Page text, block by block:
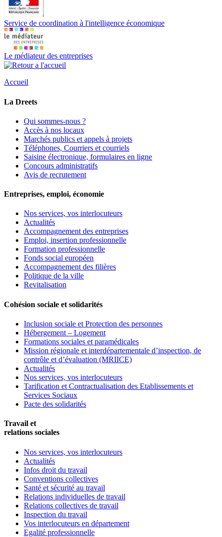
Service de coordination à l'intelligence économique
Le médiateur des entreprises
Accueil
La Dreets
Qui sommes-nous ?
Accès à nos locaux
Marchés publics et appels à projets
Téléphones, Courriers et courriels
Saisine électronique, formulaires en ligne
Concours administratifs
Avis de recrutement
Entreprises, emploi, économie
Nos services, vos interlocuteurs
Actualités
Accompagnement des entreprises
Emploi, insertion professionnelle
Formation professionnelle
Fonds social européen
Accompagnement des filières
Politique de la ville
Revitalisation
Cohésion sociale et solidarités
Inclusion sociale et Protection des personnes
Hébergement – Logement
Formations sociales et paramédicales
Mission régionale et interdépartementale d’inspection, de
contrôle et d’évaluation (MRIICE)
Actualités
Nos services, vos interlocuteurs
Tarification et Contractualisation des Etablissements et
Services Sociaux
Pacte des solidarités
Travail et
relations sociales
Nos services, vos interlocuteurs
Actualités
Infos droit du travail
Conventions collectives
Santé et sécurité au travail
Relations individuelles de travail
Relations collectives de travail
Inspection du travail
Vos interlocuteurs en département
Egalité professionnelle